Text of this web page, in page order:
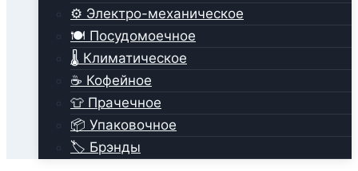
⚙️ Электро-механическое
🍽️ Посудомоечное
🌡️ Климатическое
☕ Кофейное
👕 Прачечное
📦 Упаковочное
🏷️ Брэнды